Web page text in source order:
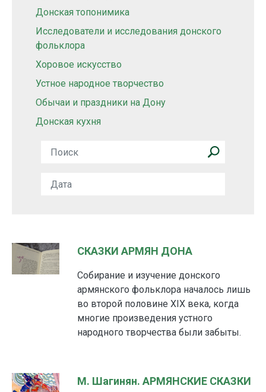
Донская топонимика
Исследователи и исследования донского
фольклора
Хоровое искусство
Устное народное творчество
Обычаи и праздники на Дону
Донская кухня
СКАЗКИ АРМЯН ДОНА
Собирание и изучение донского
армянского фолькло­ра началось лишь
во второй половине XIX века, когда
многие произведения устного
народного творчества были забыты.
М. Шагинян. АРМЯНСКИЕ СКАЗКИ